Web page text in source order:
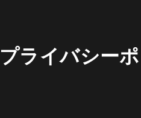
プライバシー